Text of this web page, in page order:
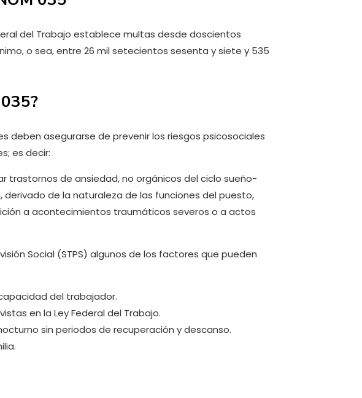
del Trabajo establece multas desde doscientos
o sea, entre 26 mil setecientos sesenta y siete y 535
deben asegurarse de prevenir los riesgos psicosociales
es decir:
trastornos de ansiedad, no orgánicos del ciclo sueño-
de la naturaleza de las funciones del puesto,
a acontecimientos traumáticos severos o a actos
Social (STPS) algunos de los factores que pueden
del trabajador.
en la Ley Federal del Trabajo.
sin periodos de recuperación y descanso.